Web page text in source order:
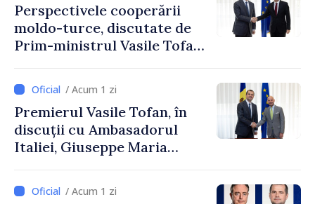
Perspectivele cooperării
moldo-turce, discutate de
Prim-ministrul Vasile Tofan
Uygar Mustafa Sertel
/ Acum 1 zi
Premierul Vasile Tofan, în
discuții cu Ambasadorul
Italiei, Giuseppe Maria
/ Acum 1 zi